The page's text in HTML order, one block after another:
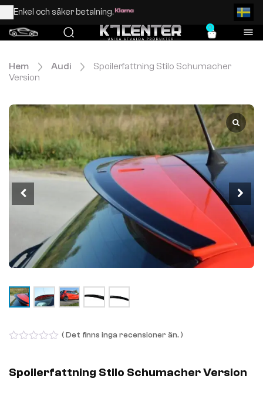
Enkel och säker betalning.
0
Hem Audi
Spoilerfattning Stilo Schumacher
Version
of
5
( Det finns inga recensioner än. )
Spoilerfattning Stilo Schumacher Version